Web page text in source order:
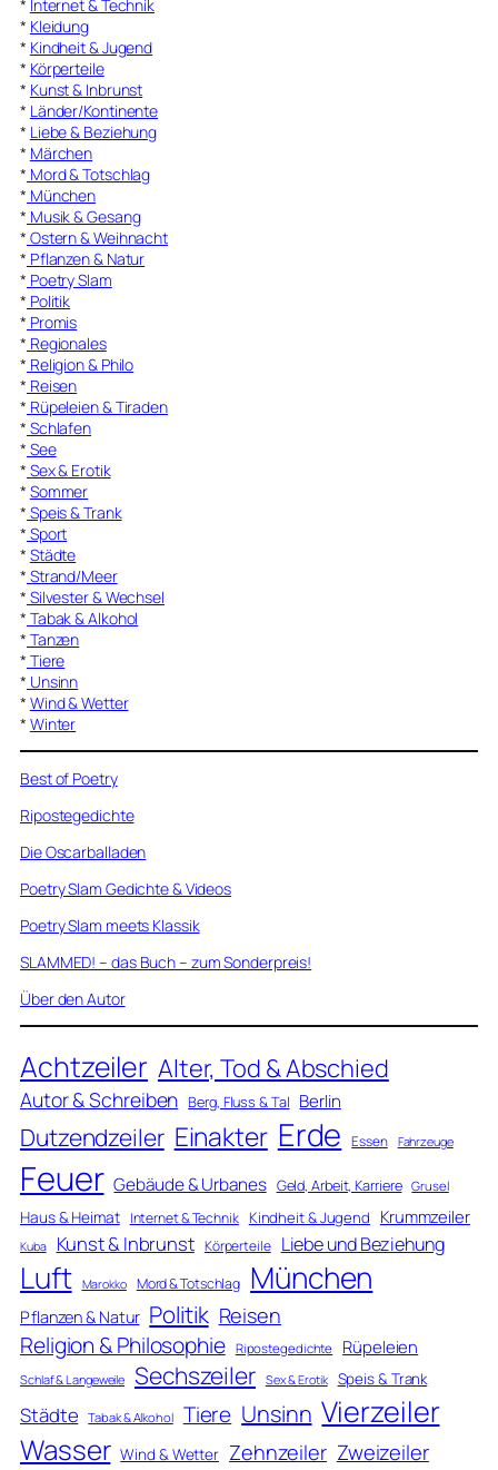
* Internet & Technik
* Kleidung
* Kindheit & Jugend
* Körperteile
* Kunst & Inbrunst
* Länder/Kontinente
* Liebe & Beziehung
* Märchen
* Mord & Totschlag
* München
* Musik & Gesang
* Ostern & Weihnacht
* Pflanzen & Natur
* Poetry Slam
* Politik
* Promis
* Regionales
* Religion & Philo
* Reisen
* Rüpeleien & Tiraden
* Schlafen
* See
* Sex & Erotik
* Sommer
* Speis & Trank
* Sport
* Städte
* Strand/Meer
* Silvester & Wechsel
* Tabak & Alkohol
* Tanzen
* Tiere
* Unsinn
* Wind & Wetter
* Winter
Best of Poetry
Ripostegedichte
Die Oscarballaden
Poetry Slam Gedichte & Videos
Poetry Slam meets Klassik
SLAMMED! – das Buch – zum Sonderpreis!
Über den Autor
Achtzeiler Alter, Tod & Abschied
Autor & Schreiben Berg, Fluss & Tal Berlin
Dutzendzeiler Einakter Erde Essen Fahrzeuge
Feuer Gebäude & Urbanes Geld, Arbeit, Karriere Grusel
Haus & Heimat Internet & Technik Kindheit & Jugend Krummzeiler
Kuba Kunst & Inbrunst Körperteile Liebe und Beziehung
Luft Marokko Mord & Totschlag München
Pflanzen & Natur Politik Reisen
Religion & Philosophie Ripostegedichte Rüpeleien
Schlaf & Langeweile Sechszeiler Sex & Erotik Speis & Trank
Städte Tabak & Alkohol Tiere Unsinn Vierzeiler
Wasser Wind & Wetter Zehnzeiler Zweizeiler